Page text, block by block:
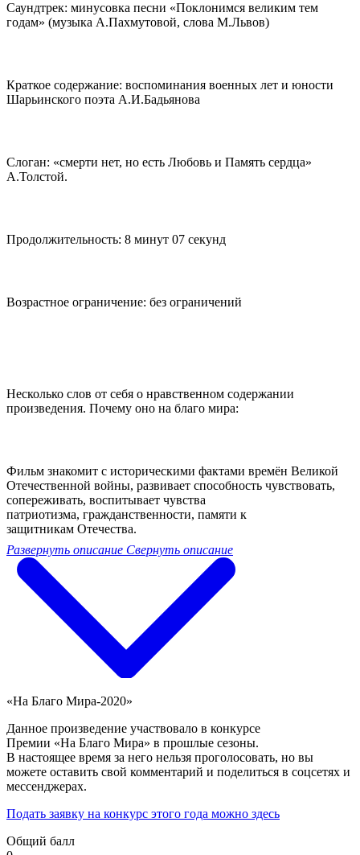
Саундтрек: минусовка песни «Поклонимся великим тем
годам» (музыка А.Пахмутовой, слова М.Львов)
Краткое содержание: воспоминания военных лет и юности
Шарьинского поэта А.И.Бадьянова
Слоган: «смерти нет, но есть Любовь и Память сердца»
А.Толстой.
Продолжительность: 8 минут 07 секунд
Возрастное ограничение: без ограничений
Несколько слов от себя о нравственном содержании
произведения. Почему оно на благо мира:
Фильм знакомит с историческими фактами времён Великой
Отечественной войны, развивает способность чувствовать,
сопереживать, воспитывает чувства
патриотизма, гражданственности, памяти к
защитникам Отечества.
Развернуть описание Свернуть описание
«На Благо Мира-2020»
Данное произведение участвовало в конкурсе
Премии «На Благо Мира» в прошлые сезоны.
В настоящее время за него нельзя проголосовать, но вы
можете оставить свой комментарий и поделиться в соцсетях и
мессенджерах.
Подать заявку на конкурс этого года можно здесь
Общий балл